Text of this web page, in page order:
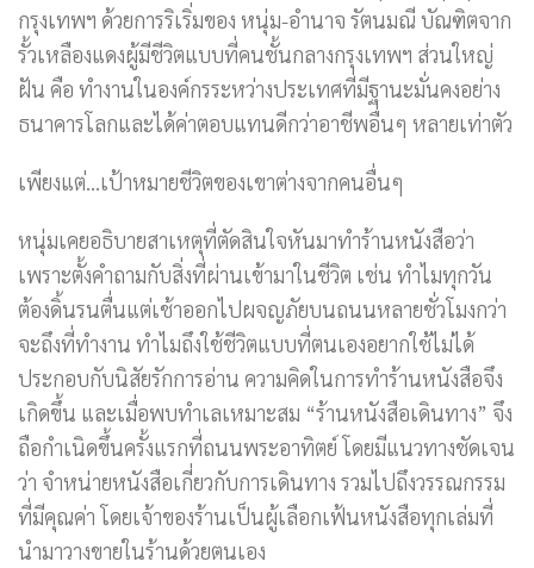
กรุงเทพฯ ด้วยการริเริ่มของ หนุ่ม-อำนาจ รัตนมณี บัณฑิตจาก
รั้วเหลืองแดงผู้มีชีวิตแบบที่คนชั้นกลางกรุงเทพฯ ส่วนใหญ่
ฝัน คือ ทำงานในองค์กรระหว่างประเทศที่มีฐานะมั่นคงอย่าง
ธนาคารโลกและได้ค่าตอบแทนดีกว่าอาชีพอื่นๆ หลายเท่าตัว
เพียงแต่…เป้าหมายชีวิตของเขาต่างจากคนอื่นๆ
หนุ่มเคยอธิบายสาเหตุที่ตัดสินใจหันมาทำร้านหนังสือว่า
เพราะตั้งคำถามกับสิ่งที่ผ่านเข้ามาในชีวิต เช่น ทำไมทุกวัน
ต้องดิ้นรนตื่นแต่เช้าออกไปผจญภัยบนถนนหลายชั่วโมงกว่า
จะถึงที่ทำงาน ทำไมถึงใช้ชีวิตแบบที่ตนเองอยากใช้ไม่ได้
ประกอบกับนิสัยรักการอ่าน ความคิดในการทำร้านหนังสือจึง
เกิดขึ้น และเมื่อพบทำเลเหมาะสม “ร้านหนังสือเดินทาง” จึง
ถือกำเนิดขึ้นครั้งแรกที่ถนนพระอาทิตย์ โดยมีแนวทางชัดเจน
ว่า จำหน่ายหนังสือเกี่ยวกับการเดินทาง รวมไปถึงวรรณกรรม
ที่มีคุณค่า โดยเจ้าของร้านเป็นผู้เลือกเฟ้นหนังสือทุกเล่มที่
นำมาวางขายในร้านด้วยตนเอง